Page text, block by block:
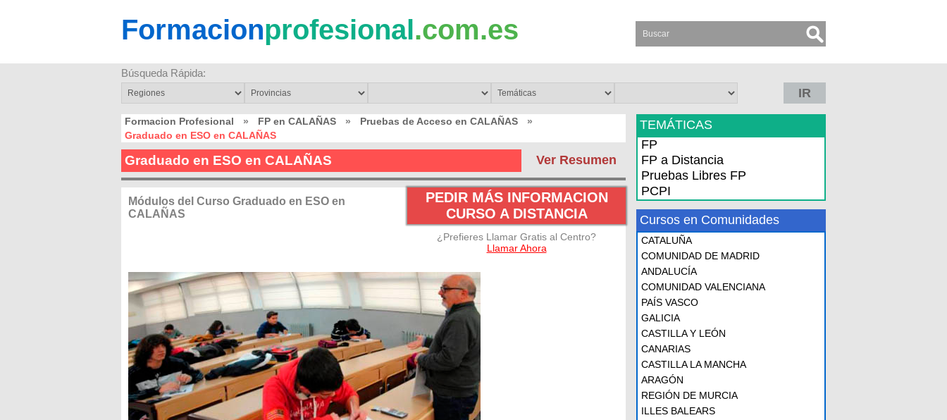
Formacionprofesional.com.es
Búsqueda Rápida:
IR
Formacion Profesional » FP en CALAÑAS » Pruebas de Acceso en CALAÑAS
»
Graduado en ESO en CALAÑAS
Ver Resumen
Graduado en ESO en CALAÑAS
PEDIR MÁS INFORMACION
CURSO A DISTANCIA
¿Prefieres Llamar Gratis al Centro?
Llamar Ahora
Módulos del Curso Graduado en ESO en
CALAÑAS
TEMÁTICAS
FP
FP a Distancia
Pruebas Libres FP
PCPI
Cursos en Comunidades
CATALUÑA
COMUNIDAD DE MADRID
ANDALUCÍA
COMUNIDAD VALENCIANA
PAÍS VASCO
GALICIA
CASTILLA Y LEÓN
CANARIAS
CASTILLA LA MANCHA
ARAGÓN
REGIÓN DE MURCIA
ILLES BALEARS